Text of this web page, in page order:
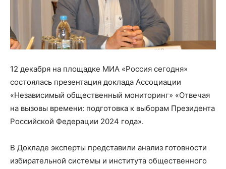
12 декабря на площадке МИА «Россия сегодня»
состоялась презентация доклада Ассоциации
«Независимый общественный мониторинг» «Отвечая
на вызовы времени: подготовка к выборам Президента
Российской Федерации 2024 года».
В Докладе эксперты представили анализ готовности
избирательной системы и института общественного